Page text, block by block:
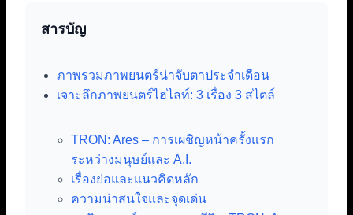
สารบัญ
ภาพรวมภาพยนตร์น่าจับตาประจำเดือน
เจาะลึกภาพยนตร์ไฮไลท์: 3 เรื่อง 3 สไตล์
TRON: Ares – การเผชิญหน้าครั้งแรก
ระหว่างมนุษย์และ A.I.
เรื่องย่อและแนวคิดหลัก
ความน่าสนใจและจุดเด่น